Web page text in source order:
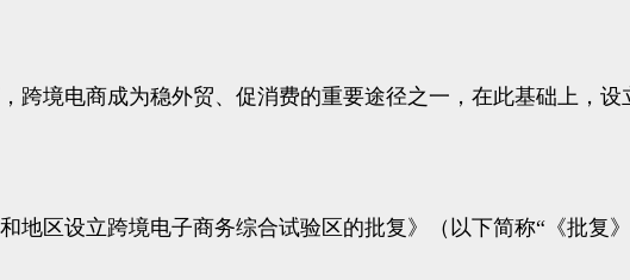
跨境电商成为稳外贸、促消费的重要途径之一，在此基础上，
地区设立跨境电子商务综合试验区的批复》（以下简称“《批复